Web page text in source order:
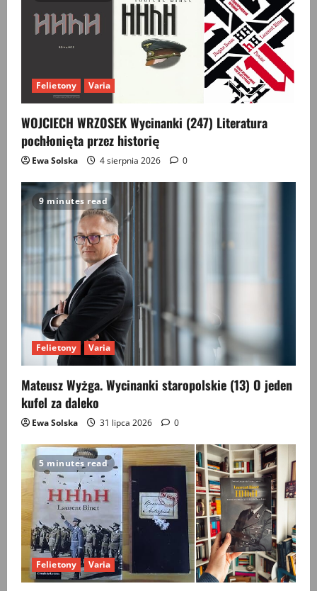
Felietony Varia
WOJCIECH WRZOSEK Wycinanki (247) Literatura
pochłonięta przez historię
Ewa Solska 4 sierpnia 2026 0
9 minutes read
Felietony Varia
Mateusz Wyżga. Wycinanki staropolskie (13) O jeden
kufel za daleko
Ewa Solska 31 lipca 2026 0
5 minutes read
Felietony Varia